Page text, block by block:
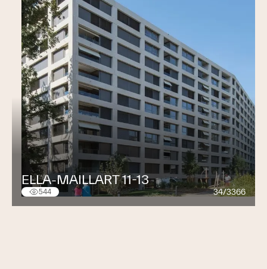
ELLA-MAILLART 11-13
544 34/3366